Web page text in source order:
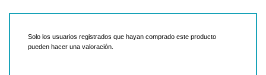
Solo los usuarios registrados que hayan comprado este producto
pueden hacer una valoración.